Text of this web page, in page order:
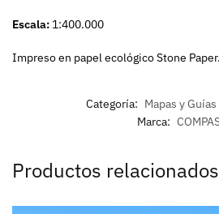
Escala: 1:400.000
Impreso en papel ecológico Stone Paper.
Categoría: Mapas y
Marca:
Productos relacionados